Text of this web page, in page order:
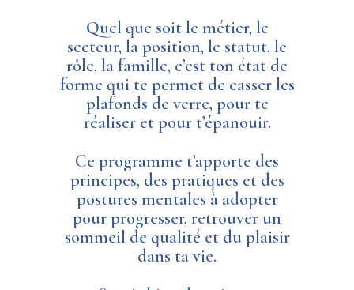
Quel que soit le métier, le
secteur, la position, le statut, le
rôle, la famille, c’est ton état de
forme qui te permet de casser les
plafonds de verre, pour te
réaliser et pour t’épanouir.
Ce programme t’apporte des
principes, des pratiques et des
postures mentales à adopter
pour progresser, retrouver un
sommeil de qualité et du plaisir
dans ta vie.